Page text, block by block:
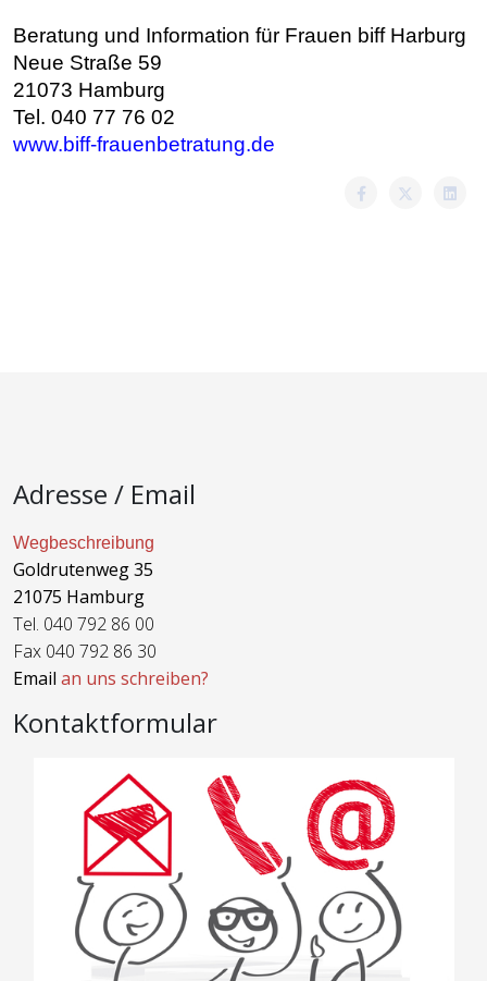
Beratung und Information für Frauen biff Harburg
Neue Straße 59
21073 Hamburg
Tel. 040 77 76 02
www.biff-frauenbetratung.de
Adresse / Email
Wegbeschreibung
Goldrutenweg 35
21075 Hamburg
Tel. 040 792 86 00
Fax 040 792 86 30
Email an uns schreiben?
Kontaktformular